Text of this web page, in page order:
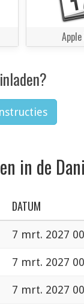
in de
DATUM
7 mrt. 2027
7 mrt. 2027
7 mrt. 2027